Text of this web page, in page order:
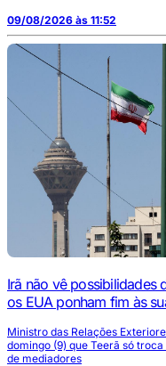
09/08/2026 às 11:52
Irã não vê possibilidades
os EUA ponham fim às
Ministro das Relações
domingo (9) que Teerã só
de mediadores